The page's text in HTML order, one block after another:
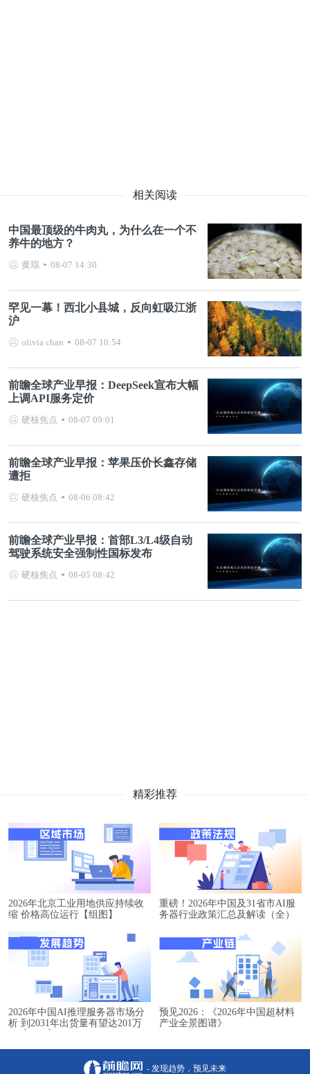
相关阅读
中国最顶级的牛肉丸，为什么在一个不
养牛的地方？
黄琨 08-07 14:30
罕见一幕！西北小县城，反向虹吸江浙
沪
olivia chan 08-07 10:54
前瞻全球产业早报：DeepSeek宣布大幅
上调API服务定价
硬核焦点 08-07 09:01
前瞻全球产业早报：苹果压价长鑫存储
遭拒
硬核焦点 08-06 08:42
前瞻全球产业早报：首部L3/L4级自动
驾驶系统安全强制性国标发布
硬核焦点 08-05 08:42
精彩推荐
2026年北京工业用地供应持续收
缩 价格高位运行【组图】
重磅！2026年中国及31省市AI服
务器行业政策汇总及解读（全）
2026年中国AI推理服务器市场分
析 到2031年出货量有望达201万
预见2026：《2026年中国超材料
产业全景图谱》
- 发现趋势，预见未来